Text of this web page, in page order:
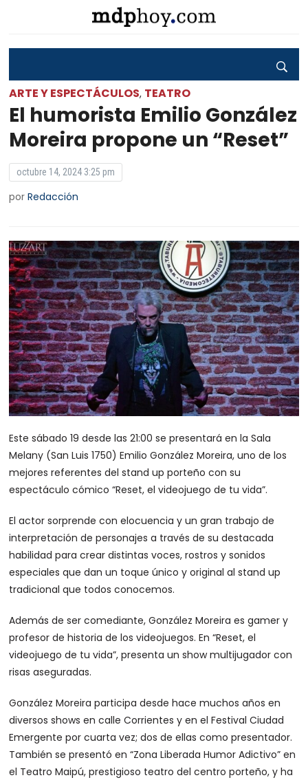
ARTE Y ESPECTÁCULOS, TEATRO
El humorista Emilio González
Moreira propone un “Reset”
octubre 14, 2024 3:25 pm
porRedacción
Este sábado 19 desde las 21:00 se presentará en la Sala
Melany (San Luis 1750) Emilio González Moreira, uno de los
mejores referentes del stand up porteño con su
espectáculo cómico “Reset, el videojuego de tu vida”.
El actor sorprende con elocuencia y un gran trabajo de
interpretación de personajes a través de su destacada
habilidad para crear distintas voces, rostros y sonidos
especiales que dan un toque único y original al stand up
tradicional que todos conocemos.
Además de ser comediante, González Moreira es gamer y
profesor de historia de los videojuegos. En “Reset, el
videojuego de tu vida”, presenta un show multijugador con
risas aseguradas.
González Moreira participa desde hace muchos años en
diversos shows en calle Corrientes y en el Festival Ciudad
Emergente por cuarta vez; dos de ellas como presentador.
También se presentó en “Zona Liberada Humor Adictivo” en
el Teatro Maipú, prestigioso teatro del centro porteño, y ha